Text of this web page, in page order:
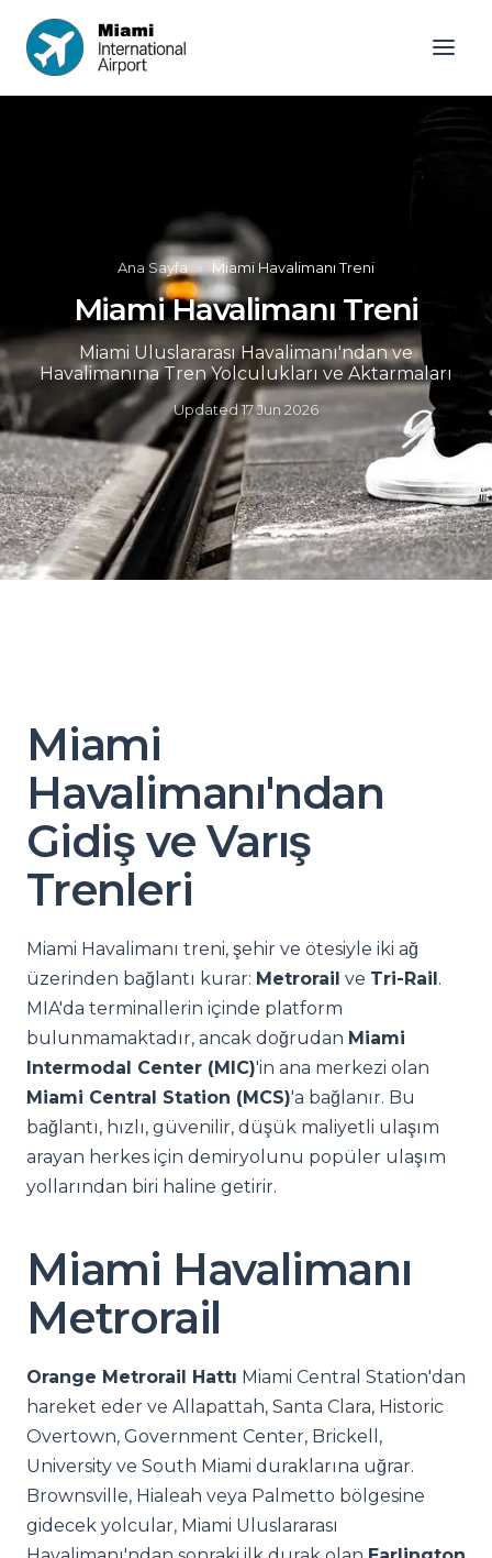
Ana Sayfa » Miami Havalimanı Treni
Miami Havalimanı Treni
Miami Uluslararası Havalimanı'ndan ve
Havalimanına Tren Yolculukları ve Aktarmaları
Updated17 Jun 2026
Miami
Havalimanı'ndan
Gidiş ve Varış
Trenleri
Miami Havalimanı treni, şehir ve ötesiyle iki ağ
üzerinden bağlantı kurar: Metrorail ve Tri-Rail.
MIA'da terminallerin içinde platform
bulunmamaktadır, ancak doğrudan Miami
Intermodal Center (MIC)'in ana merkezi olan
Miami Central Station (MCS)'a bağlanır. Bu
bağlantı, hızlı, güvenilir, düşük maliyetli ulaşım
arayan herkes için demiryolunu popüler ulaşım
yollarından biri haline getirir.
Miami Havalimanı
Metrorail
Orange Metrorail Hattı Miami Central Station'dan
hareket eder ve Allapattah, Santa Clara, Historic
Overtown, Government Center, Brickell,
University ve South Miami duraklarına uğrar.
Brownsville, Hialeah veya Palmetto bölgesine
gidecek yolcular, Miami Uluslararası